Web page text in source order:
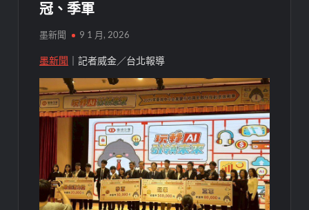
冠、季軍
墨新聞 9 1 月, 2026
墨新聞 ｜記者威金／台北報導